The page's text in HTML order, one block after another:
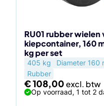
RU01 rubber wielen
kiepcontainer, 160
kg per set
405 kg Diameter 160
Rubber
€108,00
Op voorraad, 1 tot 2